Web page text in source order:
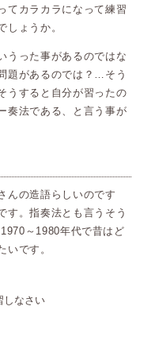
てカラカラになって練習
しょうか。
うった事があるのではな
題があるのでは？…そう
うすると自分が習ったの
奏法である、と言う事が
んの造語らしいのです
す。指奏法とも言うそう
～1980年代で昔はど
いです。
しなさい